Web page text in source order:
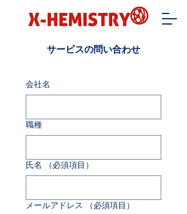
サービスの問い合わせ
会社名
職種
氏名 （必須項目）
メールアドレス （必須項目）